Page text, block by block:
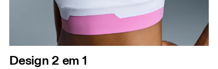
Design 2 em 1